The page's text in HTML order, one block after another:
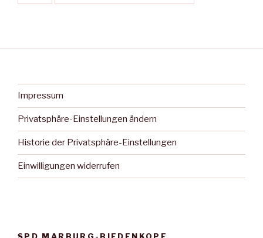
Impressum
Privatsphäre-Einstellungen ändern
Historie der Privatsphäre-Einstellungen
Einwilligungen widerrufen
SPD MARBURG-BIEDENKOPF